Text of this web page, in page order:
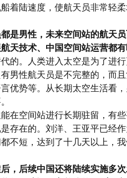
着陆速度，使航天员非常轻柔
是男性，未来空间站的航天
天技术、中国空间站运营都
的。人类进入太空是为了进
男性航天员是不完整的，而
优势等。从长期太空生活看
空间站进行长期驻留，有些
存在的。刘洋、王亚平已经
不短，达到了十几天以上，
，后续中国还将陆续实施多